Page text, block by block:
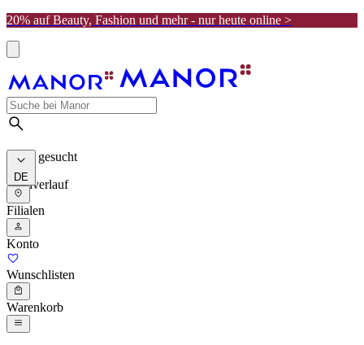
20% auf Beauty, Fashion und mehr - nur heute online >
Meist gesucht
Suchverlauf
DE
Filialen
Konto
Wunschlisten
Warenkorb